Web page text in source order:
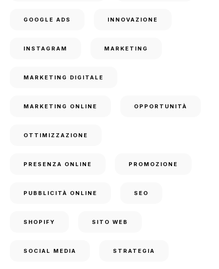
GOOGLE ADS INNOVAZIONE
INSTAGRAM MARKETING
MARKETING DIGITALE
MARKETING ONLINE OPPORTUNITÀ
OTTIMIZZAZIONE
PRESENZA ONLINE PROMOZIONE
PUBBLICITÀ ONLINE SEO
SHOPIFY SITO WEB
SOCIAL MEDIA STRATEGIA